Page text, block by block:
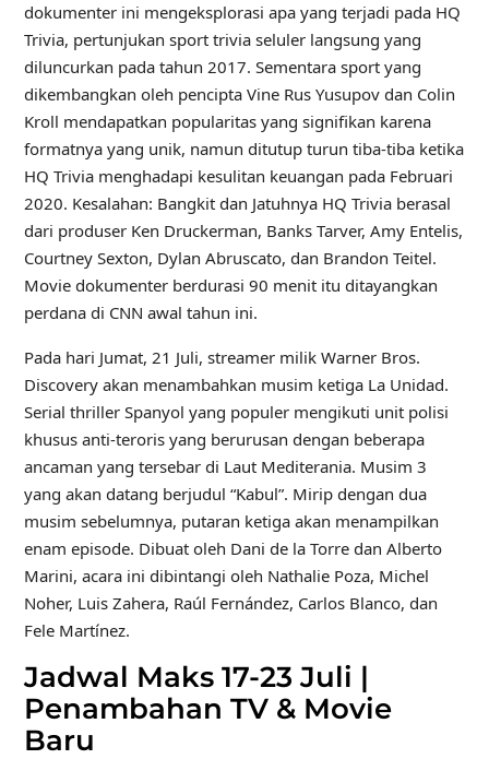
dokumenter ini mengeksplorasi apa yang terjadi pada HQ
Trivia, pertunjukan sport trivia seluler langsung yang
diluncurkan pada tahun 2017. Sementara sport yang
dikembangkan oleh pencipta Vine Rus Yusupov dan Colin
Kroll mendapatkan popularitas yang signifikan karena
formatnya yang unik, namun ditutup turun tiba-tiba ketika
HQ ​​Trivia menghadapi kesulitan keuangan pada Februari
2020. Kesalahan: Bangkit dan Jatuhnya HQ Trivia berasal
dari produser Ken Druckerman, Banks Tarver, Amy Entelis,
Courtney Sexton, Dylan Abruscato, dan Brandon Teitel.
Movie dokumenter berdurasi 90 menit itu ditayangkan
perdana di CNN awal tahun ini.
Pada hari Jumat, 21 Juli, streamer milik Warner Bros.
Discovery akan menambahkan musim ketiga La Unidad.
Serial thriller Spanyol yang populer mengikuti unit polisi
khusus anti-teroris yang berurusan dengan beberapa
ancaman yang tersebar di Laut Mediterania. Musim 3
yang akan datang berjudul “Kabul”. Mirip dengan dua
musim sebelumnya, putaran ketiga akan menampilkan
enam episode. Dibuat oleh Dani de la Torre dan Alberto
Marini, acara ini dibintangi oleh Nathalie Poza, Michel
Noher, Luis Zahera, Raúl Fernández, Carlos Blanco, dan
Fele Martínez.
Jadwal Maks 17-23 Juli |
Penambahan TV & Movie
Baru